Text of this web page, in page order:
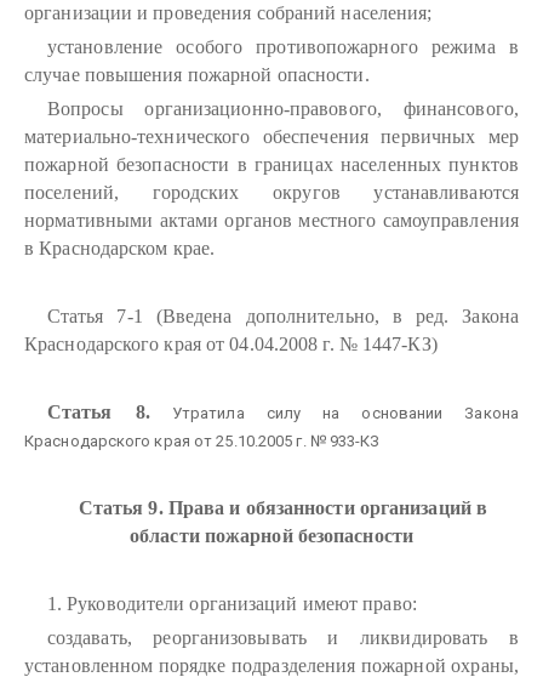
организации и проведения собраний населения;
установление особого противопожарного режима в
случае повышения пожарной опасности.
Вопросы организационно-правового, финансового,
материально-технического обеспечения первичных мер
пожарной безопасности в границах населенных пунктов
поселений, городских округов устанавливаются
нормативными актами органов местного самоуправления
в Краснодарском крае.
Статья 7-1 (Введена дополнительно, в ред. Закона
Краснодарского края от 04.04.2008 г. № 1447-КЗ)
Статья 8.Утратила силу на основании Закона
Краснодарского края от 25.10.2005 г. № 933-КЗ
Статья 9. Права и обязанности организаций в
области пожарной безопасности
1. Руководители организаций имеют право:
создавать, реорганизовывать и ликвидировать в
установленном порядке подразделения пожарной охраны,